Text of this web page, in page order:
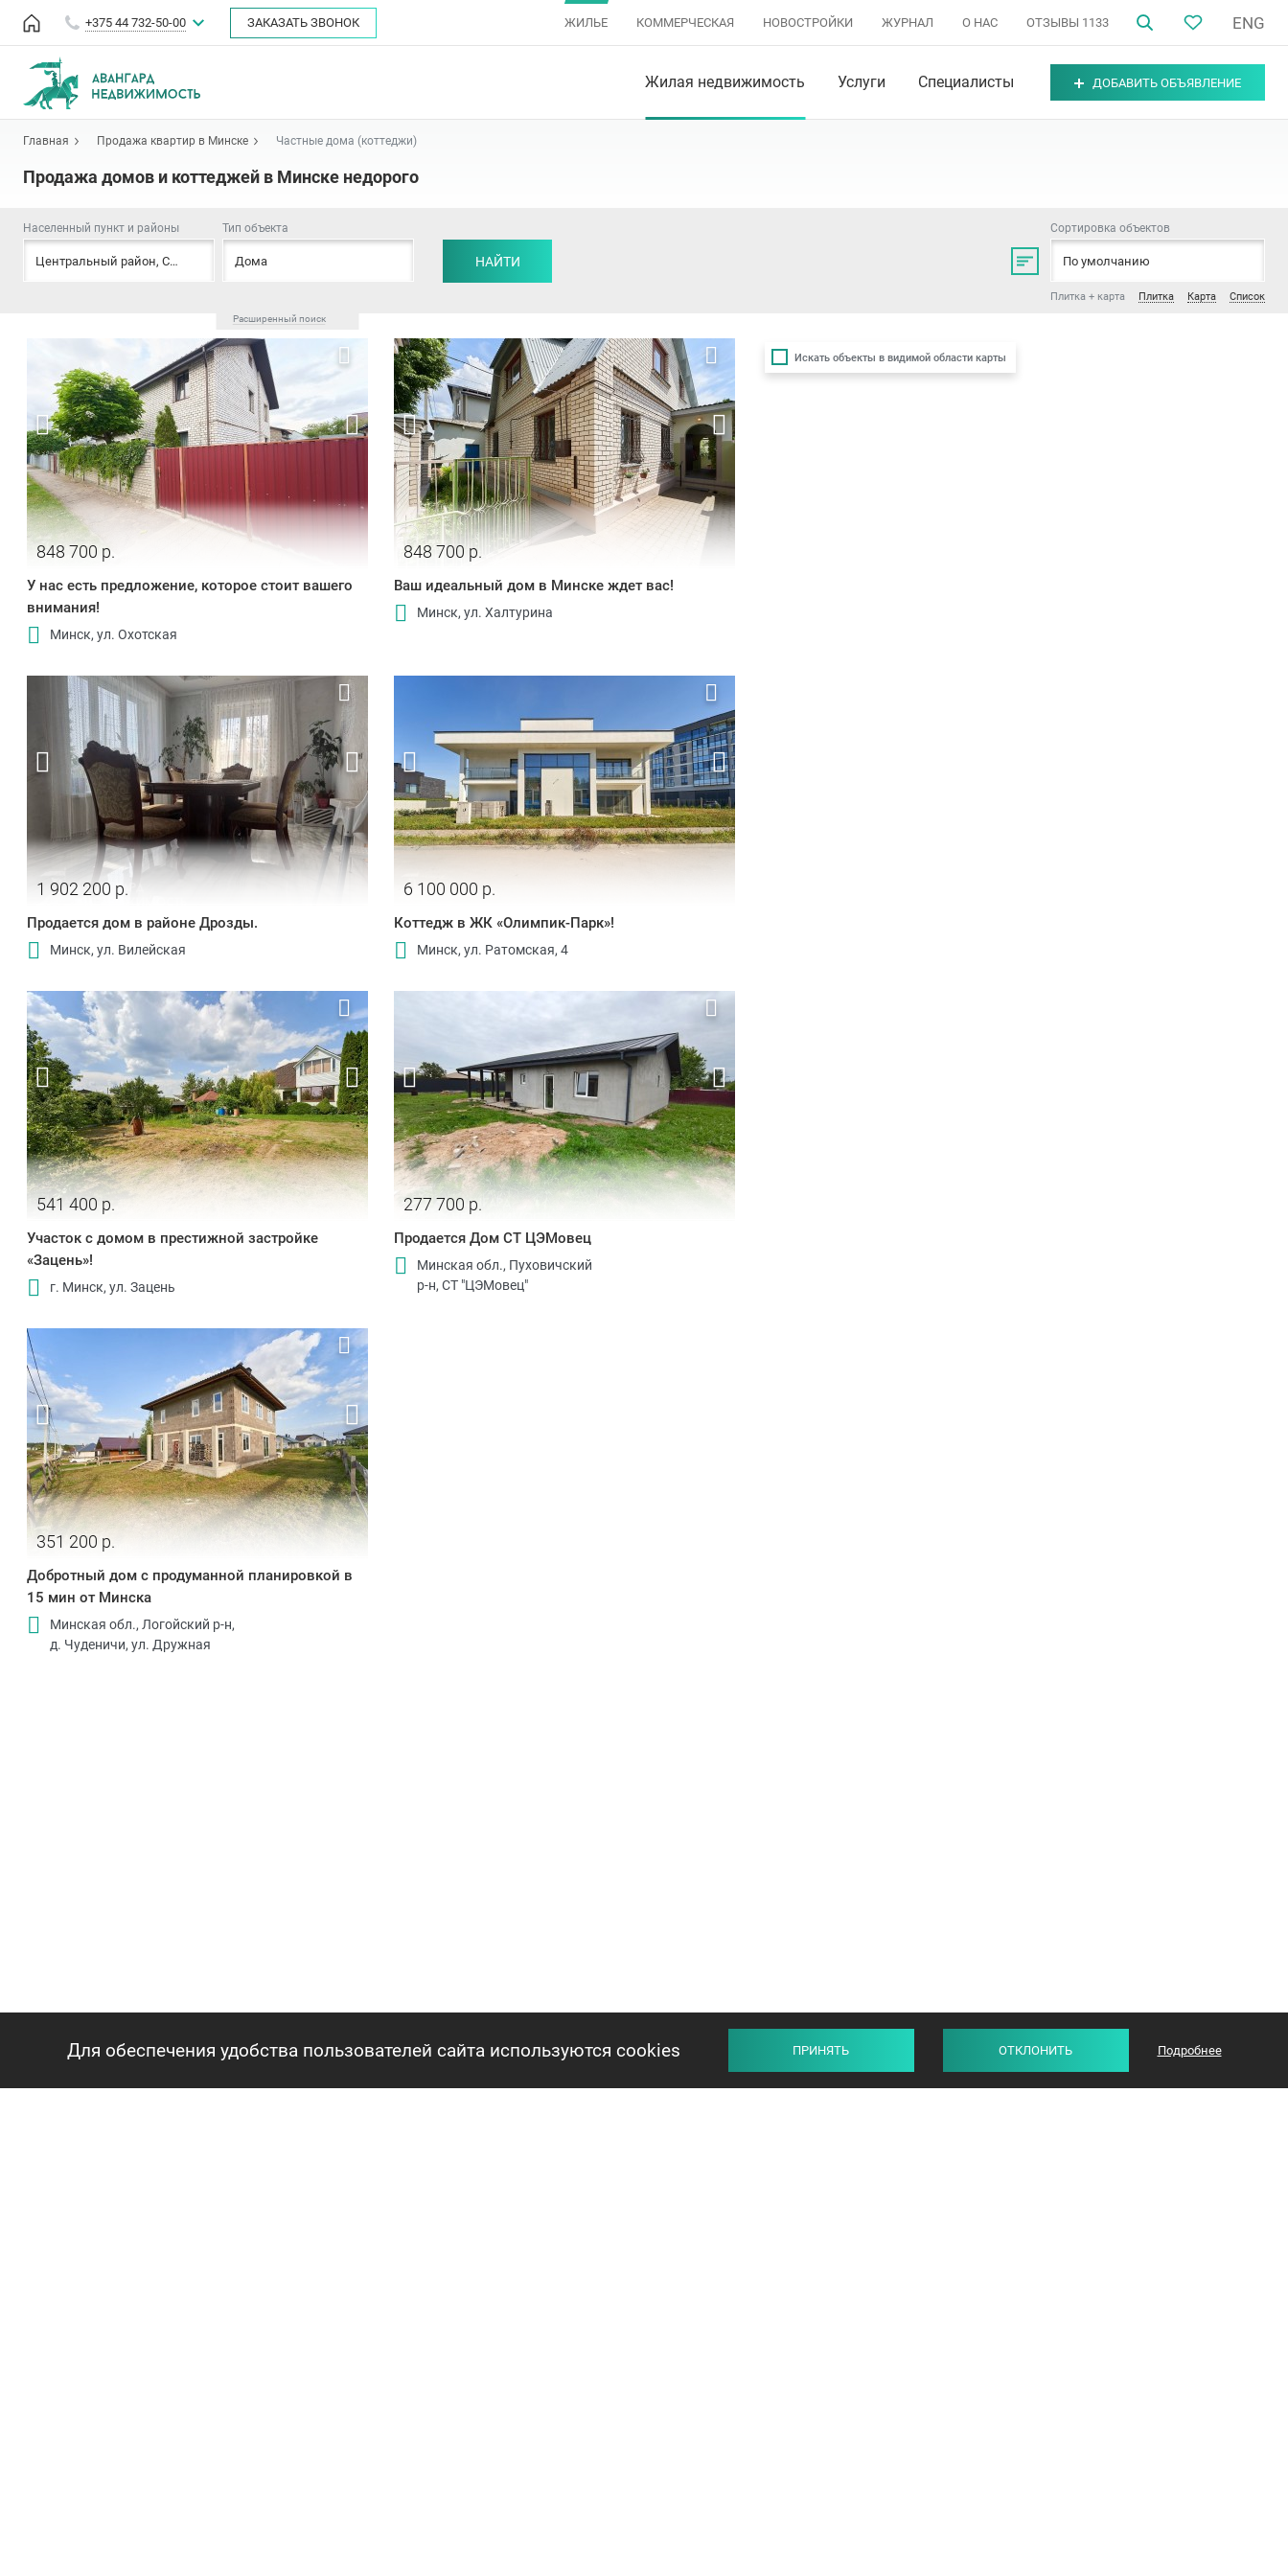
+375 44 732-50-00 ЗАКАЗАТЬ ЗВОНОК ЖИЛЬЕ КОММЕРЧЕСКАЯ НОВОСТРОЙКИ ЖУРНАЛ О НАС ОТЗЫВЫ 1133 ENG
Жилая недвижимость Услуги Специалисты ДОБАВИТЬ ОБЪЯВЛЕНИЕ
Главная Продажа квартир в Минске Частные дома (коттеджи)
Продажа домов и коттеджей в Минске недорого
Населенный пункт и районы
Центральный район, Советский район ,Первомайский район Партизанский район Фрунзенский район,Минск
Тип объекта
Дома
Расширенный поиск
НАЙТИ
Сортировка объектов
По умолчанию
Плитка + карта Плитка Карта Список
848 700 р.
У нас есть предложение, которое стоит вашего
внимания!
Минск, ул. Охотская
848 700 р.
Ваш идеальный дом в Минске ждет вас!
Минск, ул. Халтурина
1 902 200 р.
Продается дом в районе Дрозды.
Минск, ул. Вилейская
6 100 000 р.
Коттедж в ЖК «Олимпик-Парк»!
Минск, ул. Ратомская, 4
541 400 р.
Участок с домом в престижной застройке
«Зацень»!
г. Минск, ул. Зацень
277 700 р.
Продается Дом СТ ЦЭМовец
Минская обл., Пуховичский
р-н, СТ "ЦЭМовец"
351 200 р.
Добротный дом с продуманной планировкой в
15 мин от Минска
Минская обл., Логойский р-н,
д. Чуденичи, ул. Дружная
Искать объекты в видимой области карты
Для обеспечения удобства пользователей сайта используются cookies ПРИНЯТЬ ОТКЛОНИТЬ Подробнее